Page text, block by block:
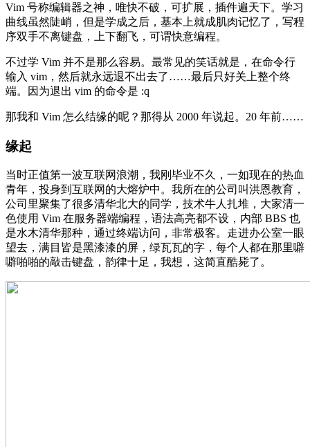
Vim 号称编辑器之神，唯快不破，可扩展，插件遍天下。学习
曲线虽然陡峭，但是学成之后，基本上就成肌肉记忆了，写程
序双手不离键盘，上下翻飞，可谓快意编程。
不过学 Vim 并不是那么容易。最常见的笑话就是，在命令行
输入 vim，然后就永远退不出去了……最后只好关上整个终
端。因为退出 vim 的命令是 :q
那我和 Vim 怎么结缘的呢？那得从 2000 年说起。20 年前……
缘起
当时正值第一波互联网浪潮，我刚毕业不久，一如现在的热血
青年，投身到互联网的大熔炉中。我所在的公司叫洪恩教育，
公司里聚集了很多清华北大的同学，技术牛人扎堆，大家清一
色使用 Vim 在服务器端编程，语法高亮都不设，内部 BBS 也
是水木清华那种，通过终端访问，非常极客。走进办公室一眼
望去，满目皆是黑漆漆的屏，绿瓦瓦的字，每个人都在那里噼
噼啪啪的敲击键盘，韵律十足，我想，这简直酷毙了。